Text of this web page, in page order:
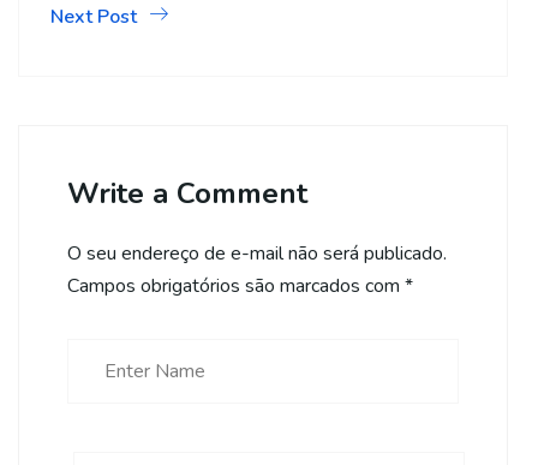
Next Post
Write a Comment
O seu endereço de e-mail não será publicado.
Campos obrigatórios são marcados com *